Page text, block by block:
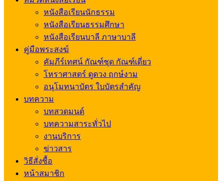
หนังสือเรียนนักธรรม
หนังสือเรียนธรรมศึกษา
หนังสือเรียนบาลี ภาษาบาลี
คู่มือพระสงฆ์
คัมภีร์เทศน์ กัณฑ์ชุด กัณฑ์เดี่ยว
โหราศาสตร์ ดูดวง ฤกษ์งาม
อนุโมทนาบัตร ใบบัตรสำคัญ
บทความ
บทสวดมนต์
บทความสาระทั่วไป
งานบริการ
ข่าวสาร
วิธีสั่งซื้อ
หน้าสมาชิก